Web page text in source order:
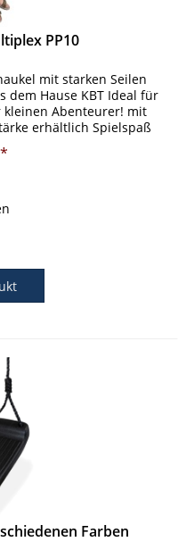
PP10
mit starken Seilen
dem Hause KBT Ideal für
Abenteurer! mit
erhältlich Spielspaß
Farben